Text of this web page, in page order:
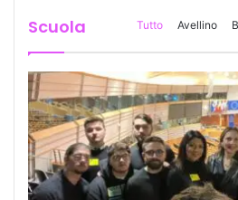
Scuola Tutto Avellino